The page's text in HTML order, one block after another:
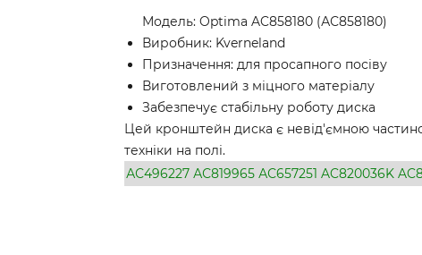
Модель: Optima AC858180 (АС858180)
Виробник: Kverneland
Призначення: для просапного посіву
Виготовлений з міцного матеріалу
Забезпечує стабільну роботу диска
Цей кронштейн диска є невід'ємною
техніки на полі.
АС496227 АС819965 АС657251 AC820036K